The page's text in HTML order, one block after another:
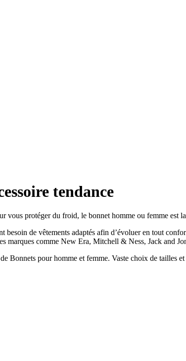
tendance
vous protéger du froid, le bonnet homme ou femme est
besoin de vêtements adaptés afin d’évoluer en tout
marques comme New Era, Mitchell & Ness, Jack and
Bonnets pour homme et femme. Vaste choix de tailles